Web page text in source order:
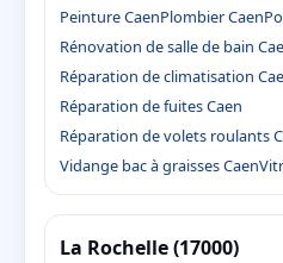
Peinture CaenPlombier Caen
Rénovation de salle de bain
Réparation de climatisation
Réparation de fuites Caen
Réparation de volets roulants
Vidange bac à graisses Caen
La Rochelle (17000)